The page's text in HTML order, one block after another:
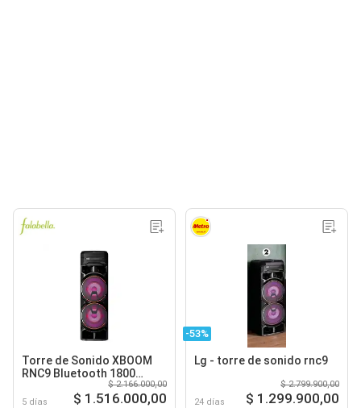
Torre de Sonido XBOOM
RNC9 Bluetooth 1800
5 días
$ 2.166.000,00
$ 1.516.000,00
-53%
Lg - torre de sonido rnc9
24 días
$ 2.799.900,00
$ 1.299.900,00